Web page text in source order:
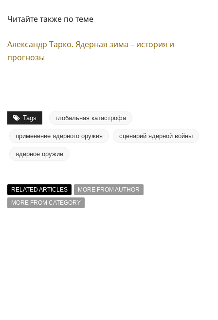
Читайте также по теме
Александр Тарко. Ядерная зима – история и
прогнозы
Tags глобальная катастрофа
применение ядерного оружия сценарий ядерной войны
ядерное оружие
RELATED ARTICLES
MORE FROM AUTHOR
MORE FROM CATEGORY